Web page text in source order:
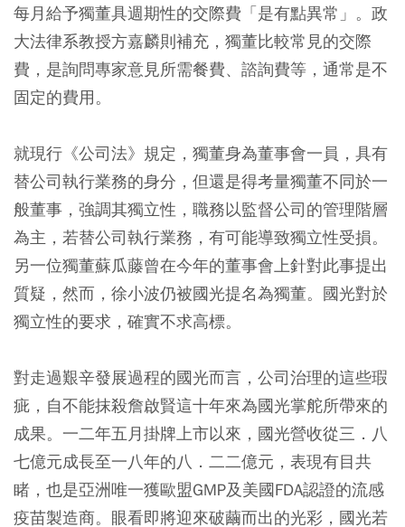
每月給予獨董具週期性的交際費「是有點異常」。政
大法律系教授方嘉麟則補充，獨董比較常見的交際
費，是詢問專家意見所需餐費、諮詢費等，通常是不
固定的費用。
就現行《公司法》規定，獨董身為董事會一員，具有
替公司執行業務的身分，但還是得考量獨董不同於一
般董事，強調其獨立性，職務以監督公司的管理階層
為主，若替公司執行業務，有可能導致獨立性受損。
另一位獨董蘇瓜藤曾在今年的董事會上針對此事提出
質疑，然而，徐小波仍被國光提名為獨董。國光對於
獨立性的要求，確實不求高標。
對走過艱辛發展過程的國光而言，公司治理的這些瑕
疵，自不能抹殺詹啟賢這十年來為國光掌舵所帶來的
成果。一二年五月掛牌上市以來，國光營收從三．八
七億元成長至一八年的八．二二億元，表現有目共
睹，也是亞洲唯一獲歐盟GMP及美國FDA認證的流感
疫苗製造商。眼看即將迎來破繭而出的光彩，國光若